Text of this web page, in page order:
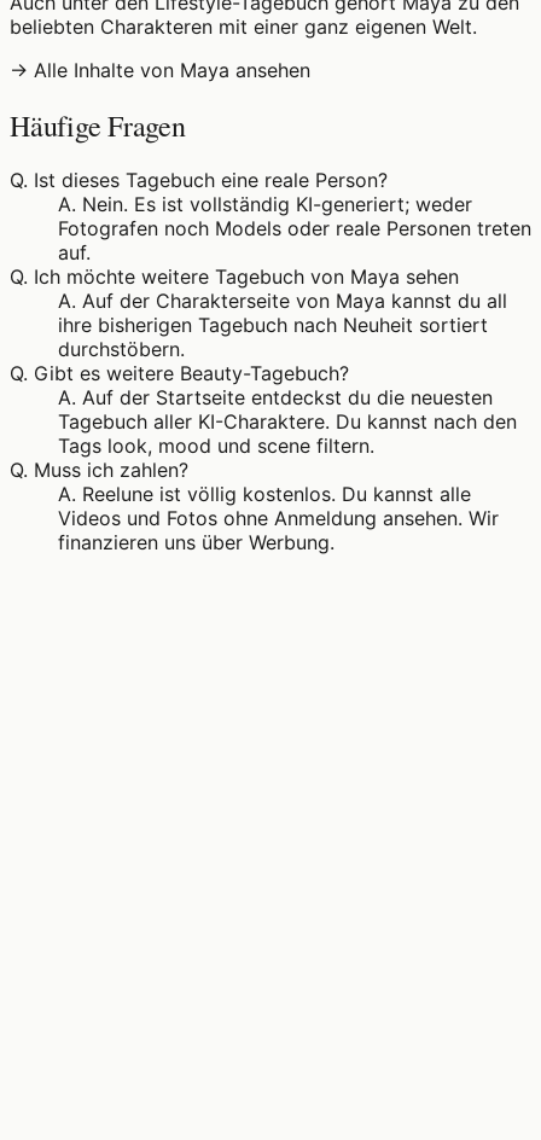
beliebten Charakteren mit einer ganz eigenen Welt.
→ Alle Inhalte von Maya ansehen
Häufige Fragen
Q. Ist dieses Tagebuch eine reale Person?
A. Nein. Es ist vollständig KI-generiert; weder
Fotografen noch Models oder reale Personen treten
auf.
Q. Ich möchte weitere Tagebuch von Maya sehen
A. Auf der Charakterseite von Maya kannst du all
ihre bisherigen Tagebuch nach Neuheit sortiert
durchstöbern.
Q. Gibt es weitere Beauty-Tagebuch?
A. Auf der Startseite entdeckst du die neuesten
Tagebuch aller KI-Charaktere. Du kannst nach den
Tags look, mood und scene filtern.
Q. Muss ich zahlen?
A. Reelune ist völlig kostenlos. Du kannst alle
Videos und Fotos ohne Anmeldung ansehen. Wir
finanzieren uns über Werbung.